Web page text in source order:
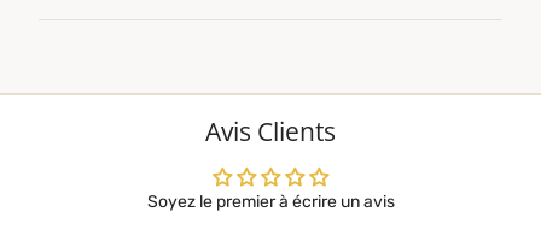
Avis Clients
Soyez le premier à écrire un avis